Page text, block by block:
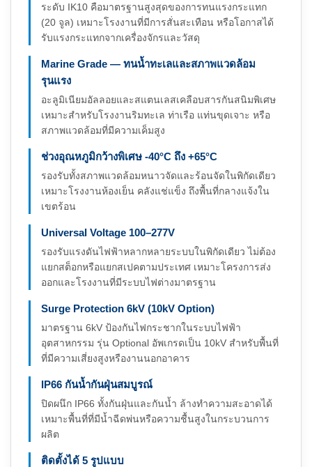
ระดับ IK10 คือมาตรฐานสูงสุดของการทนแรงกระแทก
(20 จูล) เหมาะโรงงานที่มีการสั่นสะเทือน หรือโอกาสได้
รับแรงกระแทกจากเครื่องจักรและวัสดุ
Marine Grade — ทนน้ำทะเลและสภาพแวดล้อม
รุนแรง
อะลูมิเนียมอัลลอยและสแตนเลสเคลือบสารกันสนิมพิเศษ
เหมาะสำหรับโรงงานริมทะเล ท่าเรือ แท่นขุดเจาะ หรือ
สภาพแวดล้อมที่มีความเค็มสูง
ช่วงอุณหภูมิกว้างพิเศษ -40°C ถึง +65°C
รองรับทั้งสภาพแวดล้อมหนาวจัดและร้อนจัดในพิกัดเดียว
เหมาะโรงงานห้องเย็น คลังแช่แข็ง ถึงพื้นที่กลางแจ้งใน
เขตร้อน
Universal Voltage 100–277V
รองรับแรงดันไฟฟ้าหลากหลายระบบในพิกัดเดียว ไม่ต้อง
แยกสต็อกหรือแยกสเปคตามประเทศ เหมาะโครงการส่ง
ออกและโรงงานที่มีระบบไฟต่างมาตรฐาน
Surge Protection 6kV (10kV Option)
มาตรฐาน 6kV ป้องกันไฟกระชากในระบบไฟฟ้า
อุตสาหกรรม รุ่น Optional อัพเกรดเป็น 10kV สำหรับพื้นที่
ที่มีความเสี่ยงสูงหรืองานนอกอาคาร
IP66 กันน้ำกันฝุ่นสมบูรณ์
ปิดผนึก IP66 ทั้งกันฝุ่นและกันน้ำ ล้างทำความสะอาดได้
เหมาะพื้นที่ที่มีน้ำฉีดพ่นหรือความชื้นสูงในกระบวนการ
ผลิต
ติดตั้งได้ 5 รูปแบบ